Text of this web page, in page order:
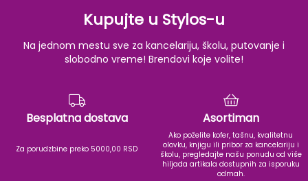
Kupujte u Stylos-u
Na jednom mestu sve za kancelariju, školu, putovanje i
slobodno vreme! Brendovi koje volite!
Besplatna dostava
Za porudzbine preko 5000,00 RSD
Asortiman
Ako poželite kofer, tašnu, kvalitetnu
olovku, knjigu ili pribor za kancelariju i
školu, pregledajte našu ponudu od više
hiljada artikala dostupnih za isporuku
odmah.